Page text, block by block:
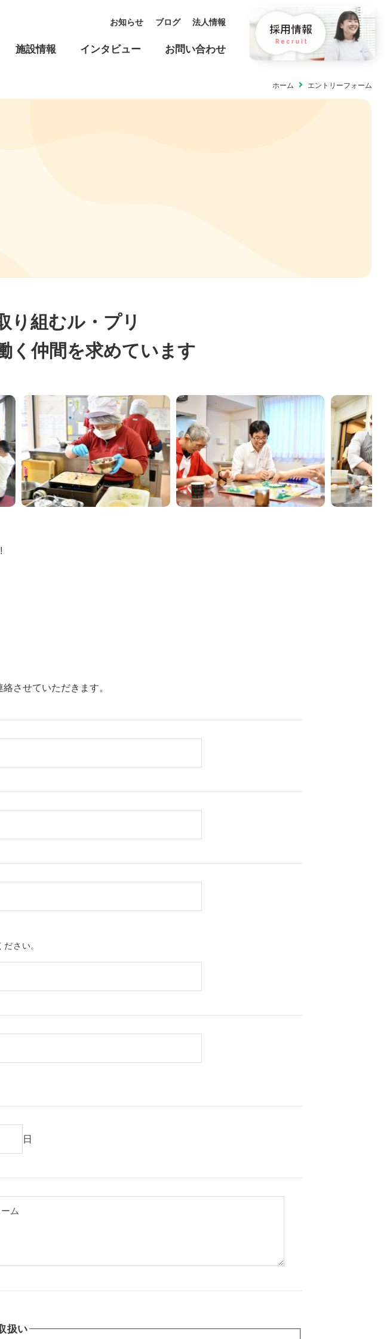
お知らせ ブログ 法人情報
施設情報 インタビュー お問い合わせ
ホーム エントリーフォーム
り組むル・プリ
く仲間を求めています
させていただきます。
さい。
日
扱い